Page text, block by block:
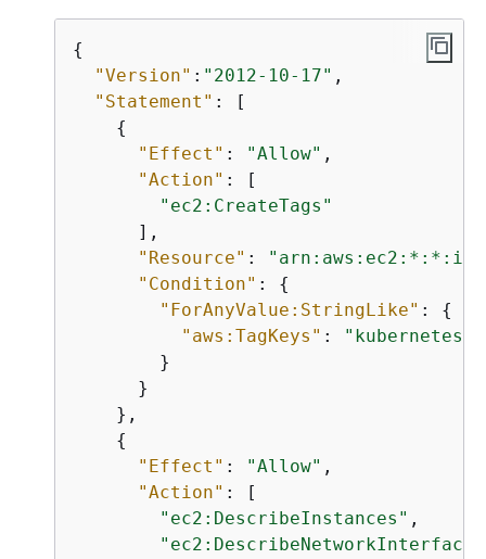
{
"Version" : "2012-10-17" ,
"Statement" : [
{
"Effect" : "Allow" ,
"Action" : [
"ec2:CreateTags"
      ],
"Resource" :
"Condition" : {
"ForAnyValue:StringLike" : {
"aws:TagKeys" :
        }
      }
    },
{
"Effect" : "Allow" ,
"Action" : [
"ec2:DescribeInstances" ,